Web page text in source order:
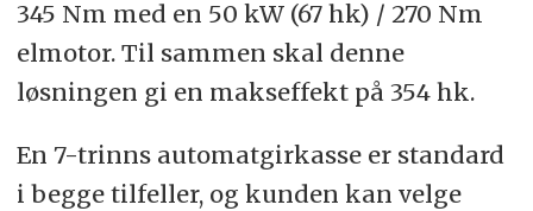
345 Nm med en 50 kW (67 hk) / 270 Nm
elmotor. Til sammen skal denne
løsningen gi en makseffekt på 354 hk.
En 7-trinns automatgirkasse er standard
i begge tilfeller, og kunden kan velge